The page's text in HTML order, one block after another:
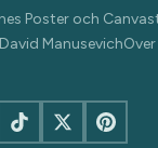
Poster och